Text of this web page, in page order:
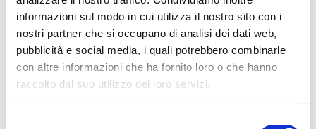
informazioni sul modo in cui utilizza il nostro sito con i
nostri partner che si occupano di analisi dei dati web,
pubblicità e social media, i quali potrebbero combinarle
con altre informazioni che ha fornito loro o che hanno
raccolto dal suo utilizzo dei loro servizi.
IL PROGRAMMA DEL
PRECAMPIONATO
6 Agosto 2026